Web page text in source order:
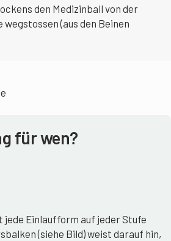
den Medizinball von der
(aus den Beinen
für wen?
Einlaufform auf jeder Stufe
(siehe Bild) weist darauf hin,